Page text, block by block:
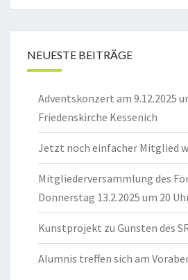
NEUESTE BEITRÄGE
Adventskonzert am 9.12.2025
Friedenskirche Kessenich
Jetzt noch einfacher Mitglied
Mitgliederversammlung des
Donnerstag 13.2.2025 um 20
Kunstprojekt zu Gunsten des
Alumnis treffen sich am